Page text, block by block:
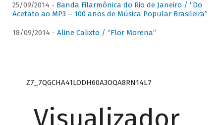
25/09/2014 - Banda Filarmônica do Rio de Janeiro / “Do
Acetato ao MP3 – 100 anos de Música Popular Brasileira”
18/09/2014 - Aline Calixto / “Flor Morena”
Z7_7QGCHA41LODH60A3OQA8RN14L7
Visualizador